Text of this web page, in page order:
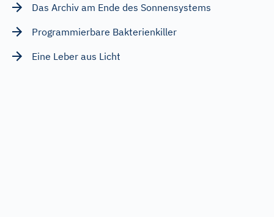
Das Archiv am Ende des Sonnensystems
Programmierbare Bakterienkiller
Eine Leber aus Licht